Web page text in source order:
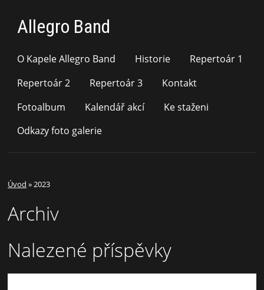
Allegro Band
O Kapele Allegro Band Historie
Repertoár 1
Repertoár 2
Repertoár 3
Kontakt
Fotoalbum
Kalendář akcí
Ke staženi
Odkazy foto galerie
Úvod » 2023
Archiv
Nalezené příspěvky